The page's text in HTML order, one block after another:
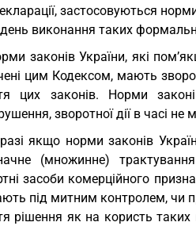
застосовуються
виконання таких
законів України, які
цим Кодексом, мають
цих законів. Норми
зворотної дії в часі не
якщо норми законів
(множинне)
засоби комерційного
під митним контролем, чи
рішення як на користь